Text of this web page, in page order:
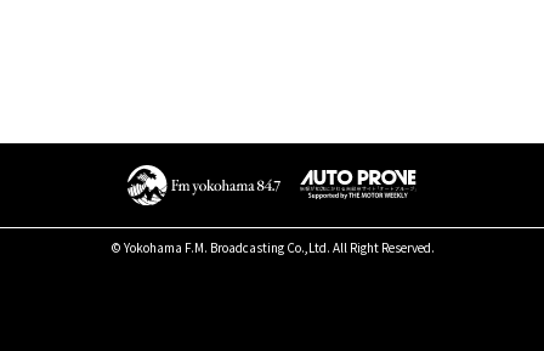
© Yokohama F.M. Broadcasting Co.,Ltd. All Right Reserved.